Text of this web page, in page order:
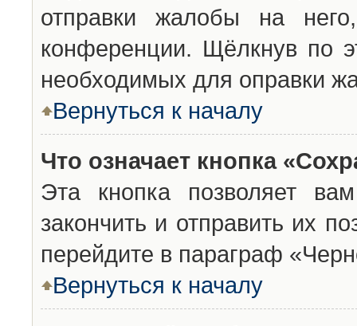
отправки жалобы на
конференции. Щёлкнув по
необходимых для оправки
Вернуться к началу
Что означает кнопка
Эта кнопка позволяет
закончить и отправить их
перейдите в параграф
Вернуться к началу